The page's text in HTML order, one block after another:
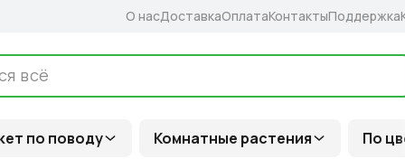
по поводу Комнатные растения По
О насДоставкаОплатаКонтактыПоддержка